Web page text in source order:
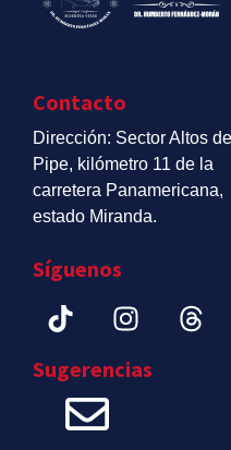
Contacto
Dirección: Sector Altos de
Pipe, kilómetro 11 de la
carretera Panamericana,
estado Miranda.
Síguenos
Sugerencias